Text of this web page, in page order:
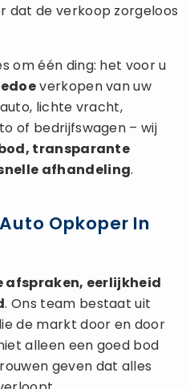
dat de verkoop zorgeloos
om één ding: het voor u
verkopen van uw
lichte vracht,
of bedrijfswagen – wij
transparante
afhandeling.
Opkoper In
afspraken, eerlijkheid
. Ons team bestaat uit
de markt door en door
alleen een goed bod
geven dat alles